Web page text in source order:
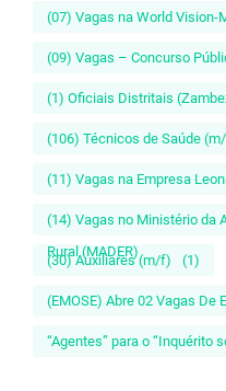
(07) Vagas na World Vision-
(09) Vagas – Concurso
(1) Oficiais Distritais
(106) Técnicos de Saúde
(11) Vagas na Empresa
(14) Vagas no Ministério da
Rural (MADER)
(30) Auxiliares (m/f) (1)
(EMOSE) Abre 02 Vagas De
“Agentes” para o “Inquérito